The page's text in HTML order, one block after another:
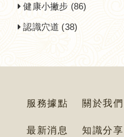
健康小撇步 (86)
認識穴道 (38)
服務據點
最新消息
關於我們
知識分享